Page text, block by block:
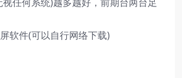
软件(可以自行网络下载)